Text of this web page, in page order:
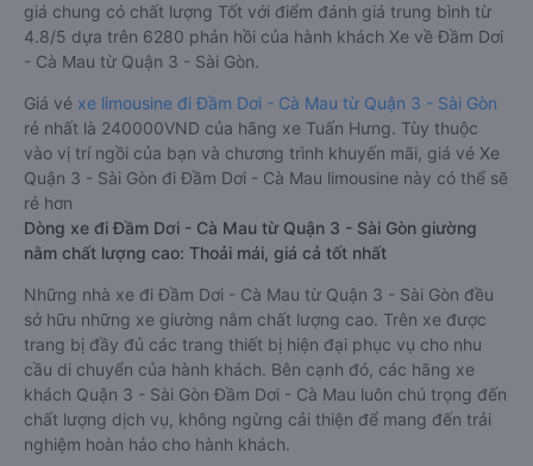
giá chung có chất lượng Tốt với điểm đánh giá trung bình từ
4.8/5 dựa trên 6280 phản hồi của hành khách Xe về Đầm Dơi
- Cà Mau từ Quận 3 - Sài Gòn.
Giá vé xe limousine đi Đầm Dơi - Cà Mau từ Quận 3 - Sài Gòn
rẻ nhất là 240000VND của hãng xe Tuấn Hưng. Tùy thuộc
vào vị trí ngồi của bạn và chương trình khuyến mãi, giá vé Xe
Quận 3 - Sài Gòn đi Đầm Dơi - Cà Mau limousine này có thể sẽ
rẻ hơn
Dòng xe đi Đầm Dơi - Cà Mau từ Quận 3 - Sài Gòn giường
nằm chất lượng cao: Thoải mái, giá cả tốt nhất
Những nhà xe đi Đầm Dơi - Cà Mau từ Quận 3 - Sài Gòn đều
sở hữu những xe giường nằm chất lượng cao. Trên xe được
trang bị đầy đủ các trang thiết bị hiện đại phục vụ cho nhu
cầu di chuyển của hành khách. Bên cạnh đó, các hãng xe
khách Quận 3 - Sài Gòn Đầm Dơi - Cà Mau luôn chú trọng đến
chất lượng dịch vụ, không ngừng cải thiện để mang đến trải
nghiệm hoàn hảo cho hành khách.